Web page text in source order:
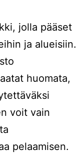
jolla pääset
ja alueisiin.
huomata,
voit vain
pelaamisen.